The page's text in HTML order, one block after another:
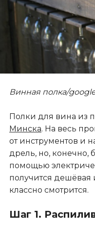
Винная полка/
Полки для вина из
Минска. На весь
от инструментов и
дрель, но, конечно,
помощью
получится дешёвая
классно смотрится.
Шаг 1.